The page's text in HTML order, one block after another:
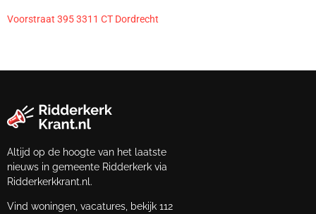
Voorstraat 395 3311 CT Dordrecht
Altijd op de hoogte van het laatste
nieuws in gemeente Ridderkerk via
Ridderkerkkrant.nl.
Vind woningen, vacatures, bekijk 112